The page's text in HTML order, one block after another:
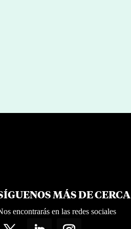
MÁS DE CERCA
encontrarás en las redes sociales